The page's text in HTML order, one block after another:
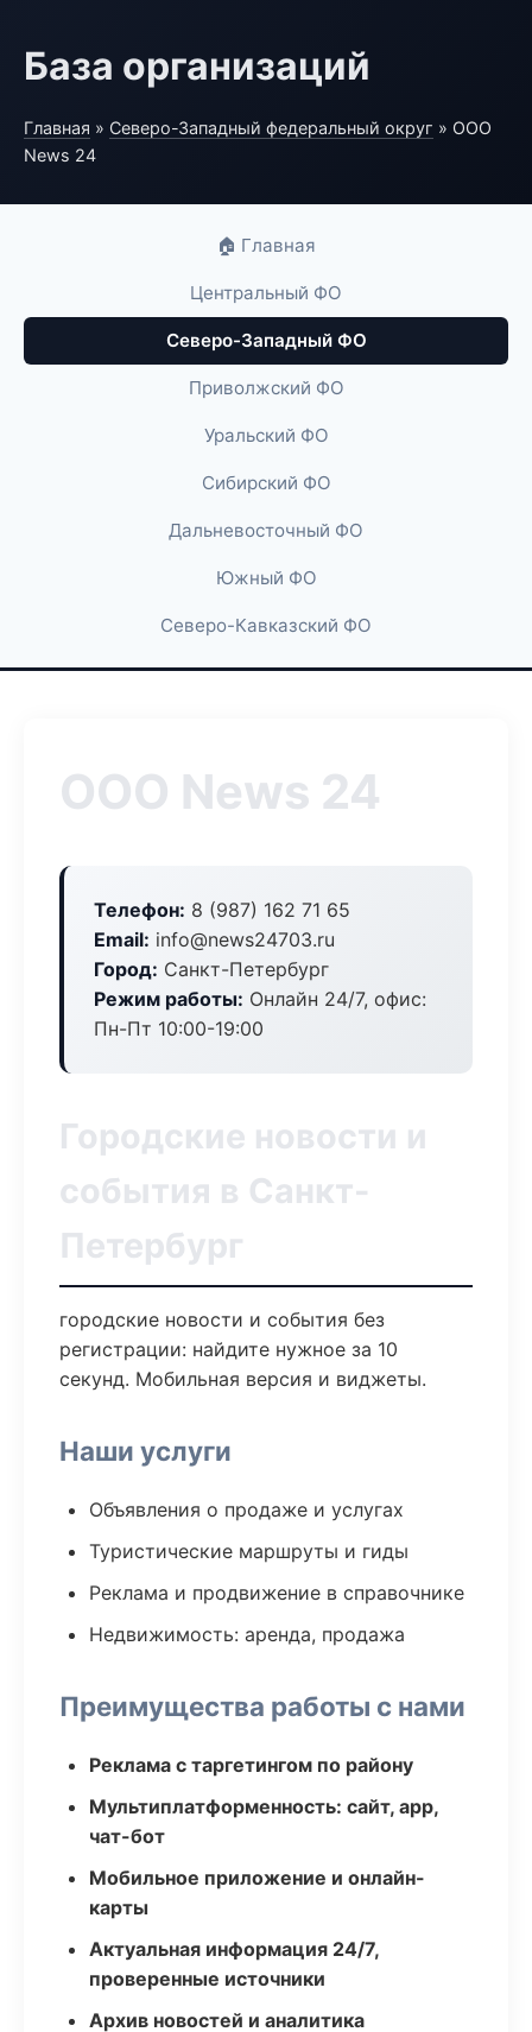
База организаций
Главная » Северо-Западный федеральный округ » ООО
News 24
🏠 Главная
Центральный ФО
Северо-Западный ФО
Приволжский ФО
Уральский ФО
Сибирский ФО
Дальневосточный ФО
Южный ФО
Северо-Кавказский ФО
ООО News 24
Телефон: 8 (987) 162 71 65
Email: info@news24703.ru
Город: Санкт-Петербург
Режим работы: Онлайн 24/7, офис:
Пн-Пт 10:00-19:00
Городские новости и
события в Санкт-
Петербург
городские новости и события без
регистрации: найдите нужное за 10
секунд. Мобильная версия и виджеты.
Наши услуги
Объявления о продаже и услугах
Туристические маршруты и гиды
Реклама и продвижение в справочнике
Недвижимость: аренда, продажа
Преимущества работы с нами
Реклама с таргетингом по району
Мультиплатформенность: сайт, app,
чат-бот
Мобильное приложение и онлайн-
карты
Актуальная информация 24/7,
проверенные источники
Архив новостей и аналитика